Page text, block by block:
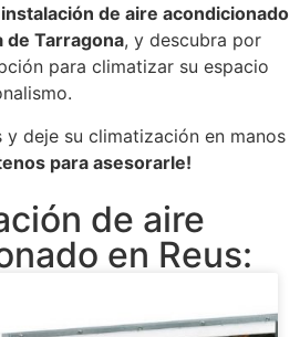
de aire acondicionado
de Tarragona, y descubra por
para climatizar su espacio
y deje su climatización en manos
para asesorarle!
de aire
en Reus: